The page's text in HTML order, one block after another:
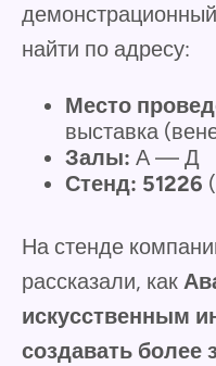
найти по адресу:
Место
выставка
Залы: А — Д
Стенд: 51226
На стенде
рассказали, как
искусственным
создавать